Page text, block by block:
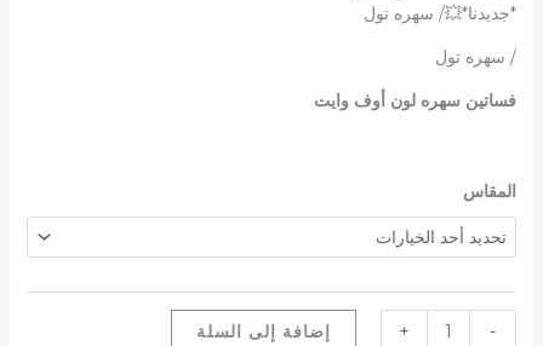
*جديدنا*💥/ سهره تول
/ سهره تول
فساتين سهره لون أوف وايت
المقاس
-
+ إضافة إلى السلة